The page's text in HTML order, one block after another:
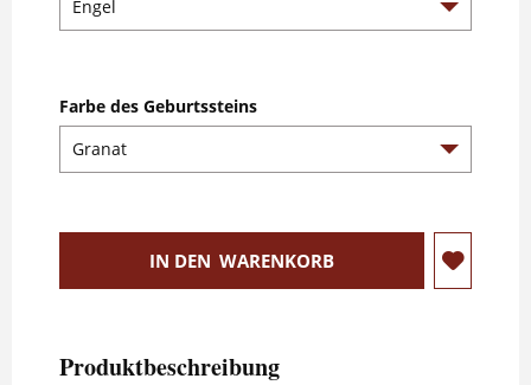
Farbe des Geburtssteins
IN DEN WARENKORB
Produktbeschreibung